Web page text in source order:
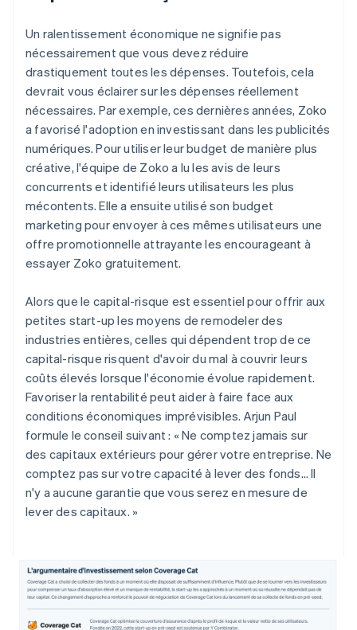
Un ralentissement économique ne signifie pas
nécessairement que vous devez réduire
drastiquement toutes les dépenses. Toutefois, cela
devrait vous éclairer sur les dépenses réellement
nécessaires. Par exemple, ces dernières années, Zoko
a favorisé l'adoption en investissant dans les publicités
numériques. Pour utiliser leur budget de manière plus
créative, l'équipe de Zoko a lu les avis de leurs
concurrents et identifié leurs utilisateurs les plus
mécontents. Elle a ensuite utilisé son budget
marketing pour envoyer à ces mêmes utilisateurs une
offre promotionnelle attrayante les encourageant à
essayer Zoko gratuitement.
Alors que le capital-risque est essentiel pour offrir aux
petites start-up les moyens de remodeler des
industries entières, celles qui dépendent trop de ce
capital-risque risquent d'avoir du mal à couvrir leurs
coûts élevés lorsque l'économie évolue rapidement.
Favoriser la rentabilité peut aider à faire face aux
conditions économiques imprévisibles. Arjun Paul
formule le conseil suivant : « Ne comptez jamais sur
des capitaux extérieurs pour gérer votre entreprise. Ne
comptez pas sur votre capacité à lever des fonds… Il
n'y a aucune garantie que vous serez en mesure de
lever des capitaux. »